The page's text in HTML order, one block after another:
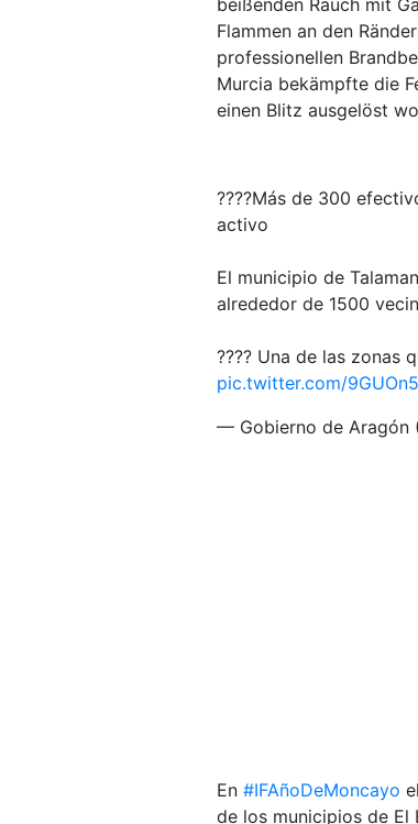
beißenden Rauch mit
Flammen an den
professionellen
Murcia bekämpfte die
einen Blitz ausgelöst
????Más de 300
activo
El municipio de
alrededor de 1500
???? Una de las zonas
pic.twitter.com/
— Gobierno de Aragón
En #IFAñoDeMoncayo el
de los municipios de El